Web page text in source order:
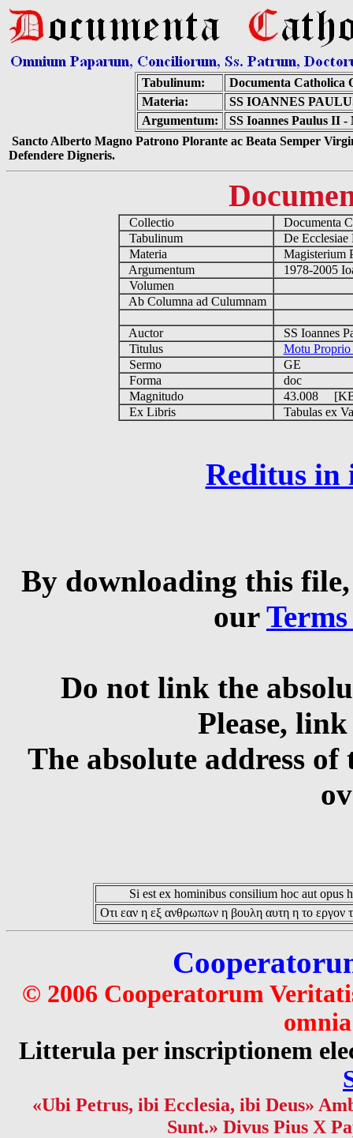
Tabulinum:
Documenta Catholica
Materia:
SS IOANNES
Argumentum:
SS Ioannes Paulus II
Sancto Alberto Magno Patrono Plorante ac Beata Semper
Defendere Digneris.
Collectio
Documenta
Tabulinum
De
Materia
Magisterium
Argumentum
1978-2005
Volumen
Ab Columna ad Culumnam
Auctor
SS Ioannes
Titulus
Motu Proprio
Sermo
GE
Forma
doc
Magnitudo
43.008
Ex Libris
Tabulas ex
Reditus in
By downloading this
our
Do not link the
Please,
The absolute address
Si est ex hominibus consilium hoc aut opus
Οτι εαν η εξ ανθρωπων η βουλη αυτη η το εργον
© 2006 Cooperatorum
Litterula per inscriptionem
«Ubi Petrus, ibi Ecclesia, ibi Deus»
Sunt.» Divus Pius X